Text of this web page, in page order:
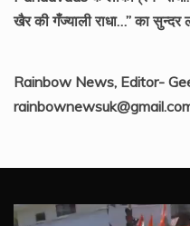
खैर की गँज्याली राधा…” का सुन्दर
Rainbow News, Editor-
Video